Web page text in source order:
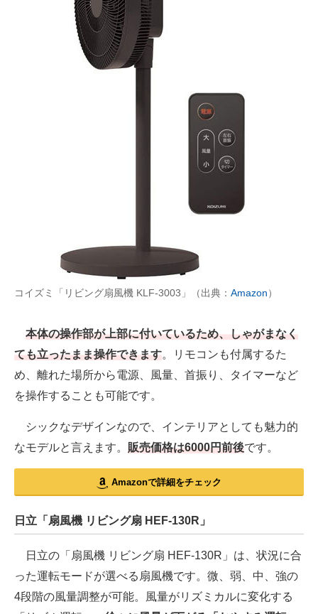
コイズミ「リビング扇風機 KLF-3003」（出典： Amazon）
本体の操作部が上部に付いているため、しゃがまなく
ても立ったまま操作できます。リモコンも付属するた
め、離れた場所から電源、風量、首振り、タイマーなど
を操作することも可能です。
シックなデザインなので、インテリアとしても魅力的
なモデルと言えます。 販売価格は6000円前後です。
Amazonで詳細をチェック
日立「扇風機 リビング扇 HEF-130R」
日立の「扇風機 リビング扇 HEF-130R」は、状況に合
った運転モードが選べる扇風機です。微、弱、中、強の
4段階の風量調整が可能。風量がリズミカルに変化する